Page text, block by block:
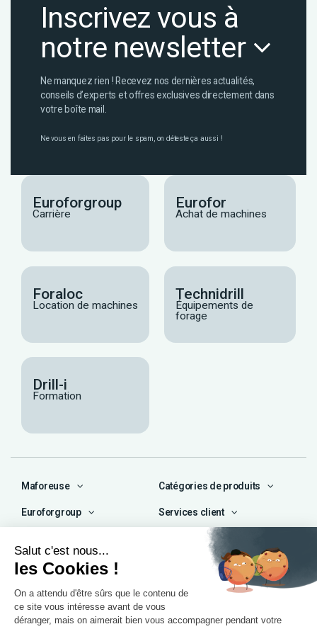
Inscrivez vous à
notre newsletter
Ne manquez rien ! Recevez nos dernières actualités,
conseils d’experts et offres exclusives directement dans
votre boîte mail.
Ne vous en faites pas pour le spam, on déteste ça aussi !
Euroforgroup
Carrière
Eurofor
Achat de machines
Foraloc
Location de machines
Technidrill
Équipements de
forage
Drill-i
Formation
Maforeuse Catégories de produits
Euroforgroup Services client
contact@maforeuse.com
Siège social et atelier
Chassieu (69)